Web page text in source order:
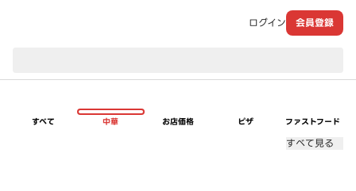
ログイン 会員登録
すべて 中華 お店価格 ピザ ファストフード
すべて見る